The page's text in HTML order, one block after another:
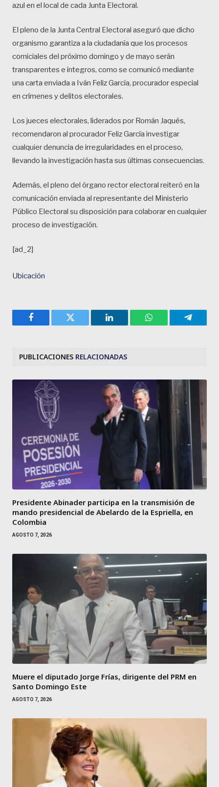
azul en el local de cada Junta Electoral.
El pleno de la Junta Central Electoral aseguró que dicho
organismo garantiza a la ciudadanía que los procesos
comiciales del próximo domingo y de mayo serán
transparentes e íntegros, como se comunicó mediante
una carta enviada a Iván Feliz García, procurador especial
en crímenes y delitos electorales.
Los jueces electorales, liderados por Román Jaqués,
recomendaron al procurador Feliz García investigar
cualquier denuncia de irregularidades en el proceso,
llevando la investigación hasta sus últimas consecuencias.
Además, el pleno del órgano rector electoral reiteró en la
comunicación enviada al representante del Ministerio
Público Electoral su disposición para colaborar en cualquier
proceso de investigación.
[ad_2]
Ubicación
Facebook Twitter LinkedIn WhatsApp
PUBLICACIONES RELACIONADAS
Presidente Abinader participa en la transmisión de
mando presidencial de Abelardo de la Espriella, en
Colombia
AGOSTO 7, 2026
Muere el diputado Jorge Frías, dirigente del PRM en
Santo Domingo Este
AGOSTO 7, 2026